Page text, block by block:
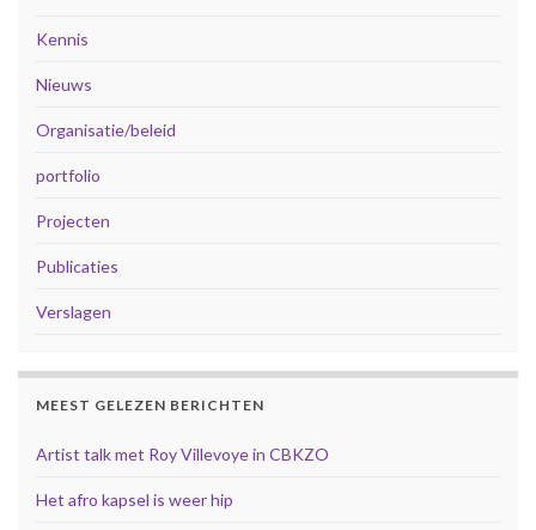
Kennis
Nieuws
Organisatie/beleid
portfolio
Projecten
Publicaties
Verslagen
MEEST GELEZEN BERICHTEN
Artist talk met Roy Villevoye in CBKZO
Het afro kapsel is weer hip